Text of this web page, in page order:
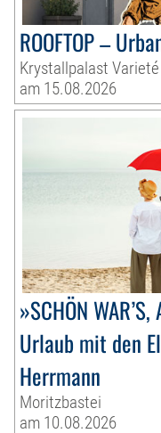
ROOFTOP –
Krystallpalast
am 15.08.2026
»SCHÖN
Urlaub mit den
Herrmann
Moritzbastei
am 10.08.2026